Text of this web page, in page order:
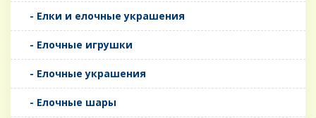
- Елки и елочные украшения
- Елочные игрушки
- Елочные украшения
- Елочные шары